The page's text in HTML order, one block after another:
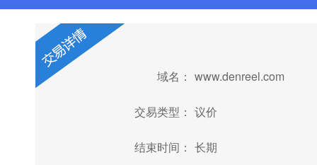
域名： www.denreel.com
交易类型： 议价
结束时间： 长期